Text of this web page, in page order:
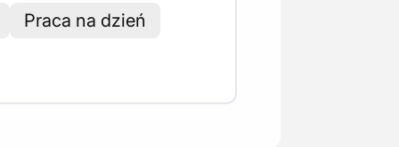
Praca na dzień